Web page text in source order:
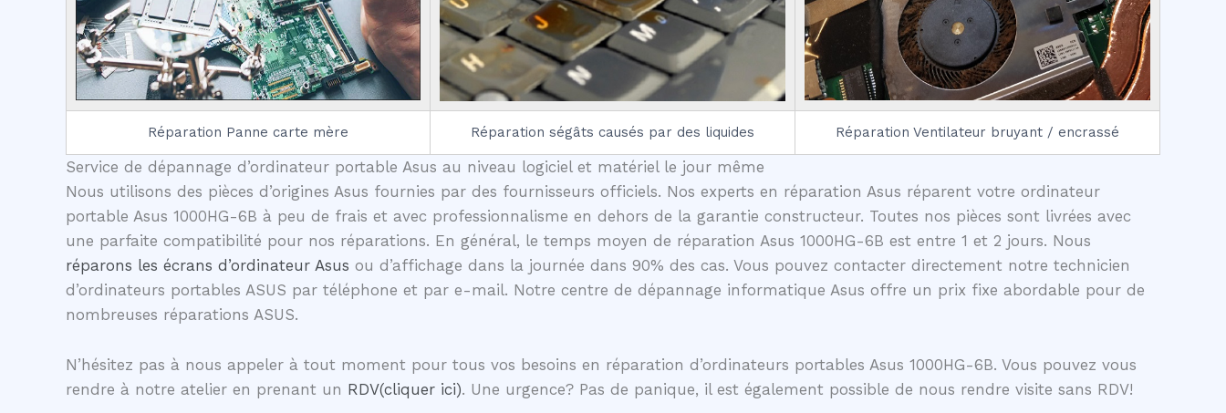
Réparation Panne carte mère Réparation ségâts causés par des liquides Réparation Ventilateur bruyant / encrassé
Service de dépannage d’ordinateur portable Asus au niveau logiciel et matériel le jour même
Nous utilisons des pièces d’origines Asus fournies par des fournisseurs officiels. Nos experts en réparation Asus réparent votre ordinateur
portable Asus 1000HG-6B à peu de frais et avec professionnalisme en dehors de la garantie constructeur. Toutes nos pièces sont livrées avec
une parfaite compatibilité pour nos réparations. En général, le temps moyen de réparation Asus 1000HG-6B est entre 1 et 2 jours. Nous
réparons les écrans d’ordinateur Asus ou d’affichage dans la journée dans 90% des cas. Vous pouvez contacter directement notre technicien
d’ordinateurs portables ASUS par téléphone et par e-mail. Notre centre de dépannage informatique Asus offre un prix fixe abordable pour de
nombreuses réparations ASUS.
N’hésitez pas à nous appeler à tout moment pour tous vos besoins en réparation d’ordinateurs portables Asus 1000HG-6B. Vous pouvez vous
rendre à notre atelier en prenant un RDV(cliquer ici). Une urgence? Pas de panique, il est également possible de nous rendre visite sans RDV!